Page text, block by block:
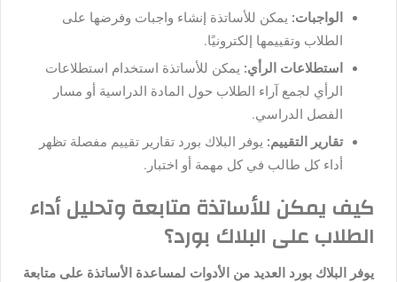
الواجبات: يمكن للأساتذة إنشاء واجبات وفرضها على
الطلاب وتقييمها إلكترونيًا.
استطلاعات الرأي: يمكن للأساتذة استخدام استطلاعات
الرأي لجمع آراء الطلاب حول المادة الدراسية أو مسار
الفصل الدراسي.
تقارير التقييم: يوفر البلاك بورد تقارير تقييم مفصلة تظهر
أداء كل طالب في كل مهمة أو اختبار.
كيف يمكن للأساتذة متابعة وتحليل أداء
الطلاب على البلاك بورد؟
يوفر البلاك بورد العديد من الأدوات لمساعدة الأساتذة على متابعة